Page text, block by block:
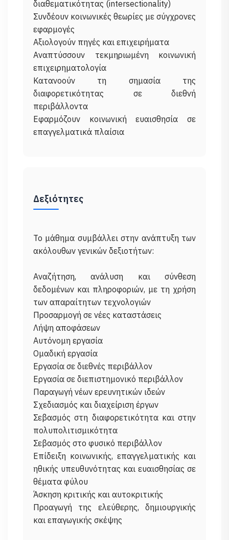
διαθεματικότητας (intersectionality)
Συνδέουν κοινωνικές θεωρίες με σύγχρονες
εφαρμογές
Αξιολογούν πηγές και επιχειρήματα
Αναπτύσσουν τεκμηριωμένη κοινωνική
επιχειρηματολογία
Κατανοούν τη σημασία της
διαφορετικότητας σε διεθνή
περιβάλλοντα
Εφαρμόζουν κοινωνική ευαισθησία σε
Δεξιότητες
Το μάθημα συμβάλλει στην ανάπτυξη των
ακόλουθων γενικών δεξιοτήτων:
Αναζήτηση, ανάλυση και σύνθεση
δεδομένων και πληροφοριών, με τη χρήση
των απαραίτητων τεχνολογιών
Προσαρμογή σε νέες καταστάσεις
Λήψη αποφάσεων
Αυτόνομη εργασία
Ομαδική εργασία
Εργασία σε διεθνές περιβάλλον
Εργασία σε διεπιστημονικό περιβάλλον
Παραγωγή νέων ερευνητικών ιδεών
Σχεδιασμός και διαχείριση έργων
Σεβασμός στη διαφορετικότητα και στην
πολυπολιτισμικότητα
Σεβασμός στο φυσικό περιβάλλον
Επίδειξη κοινωνικής, επαγγελματικής και
ηθικής υπευθυνότητας και ευαισθησίας σε
θέματα φύλου
Άσκηση κριτικής και αυτοκριτικής
Προαγωγή της ελεύθερης, δημιουργικής
και επαγωγικής σκέψης